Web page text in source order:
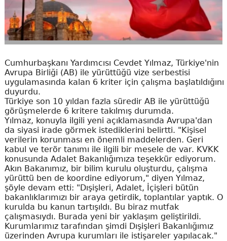
Cumhurbaşkanı Yardımcısı Cevdet Yılmaz, Türkiye'nin
Avrupa Birliği (AB) ile yürüttüğü vize serbestisi
uygulamasında kalan 6 kriter için çalışma başlatıldığını
duyurdu.
Türkiye son 10 yıldan fazla süredir AB ile yürüttüğü
görüşmelerde 6 kritere takılmış durumda.
Yılmaz, konuyla ilgili yeni açıklamasında Avrupa'dan
da siyasi irade görmek istediklerini belirtti. "Kişisel
verilerin korunması en önemli maddelerden. Geri
kabul ve terör tanımı ile ilgili bir mesele de var. KVKK
konusunda Adalet Bakanlığımıza teşekkür ediyorum.
Akın Bakanımız, bir bilim kurulu oluşturdu, çalışma
yürüttü ben de koordine ediyorum," diyen Yılmaz,
şöyle devam etti: "Dışişleri, Adalet, İçişleri bütün
bakanlıklarımızı bir araya getirdik, toplantılar yaptık. O
kurulda bu kanun tartışıldı. Bu biraz mutfak
çalışmasıydı. Burada yeni bir yaklaşım geliştirildi.
Kurumlarımız tarafından şimdi Dışişleri Bakanlığımız
üzerinden Avrupa kurumları ile istişareler yapılacak."